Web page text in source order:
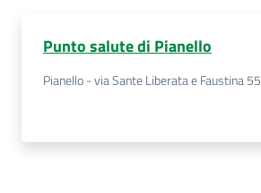
Punto salute di Pianello
Pianello - via Sante Liberata e Faustina 55